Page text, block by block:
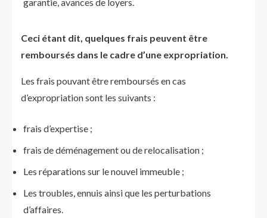
Ceci étant dit, quelques frais peuvent être
remboursés dans le cadre d’une expropriation.
Les frais pouvant être remboursés en cas
d’expropriation sont les suivants :
frais d’expertise ;
frais de déménagement ou de relocalisation ;
Les réparations sur le nouvel immeuble ;
Les troubles, ennuis ainsi que les perturbations
d’affaires.